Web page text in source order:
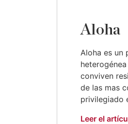
Aloha
Aloha es un
conviven
de las mas
privilegiado
Leer el